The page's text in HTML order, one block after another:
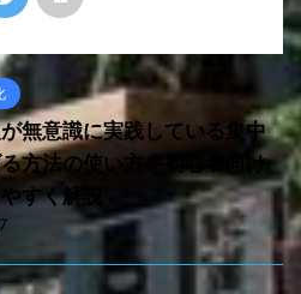
が無意識に実践している集中
方法の使い方を初心者向け
すく解説